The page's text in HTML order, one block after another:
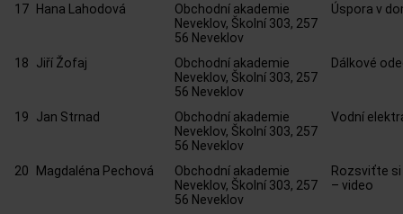
17 Hana Lahodová
Obchodní akademie
Neveklov, Školní 303, 257
56 Neveklov
Úspora v
18 Jiří Žofaj
Obchodní akademie
Neveklov, Školní 303, 257
56 Neveklov
Dálkové
19 Jan Strnad
Obchodní akademie
Neveklov, Školní 303, 257
56 Neveklov
Vodní
20 Magdaléna Pechová
Obchodní akademie
Neveklov, Školní 303, 257
56 Neveklov
Rozsviťte
– video